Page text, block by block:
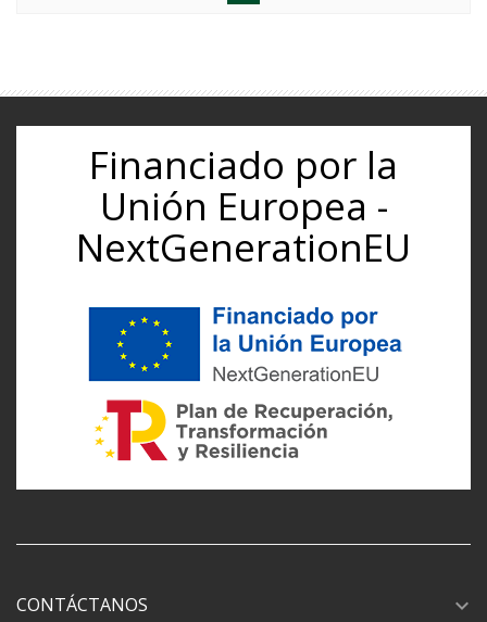
Financiado por la
Unión Europea -
NextGenerationEU
CONTÁCTANOS expand_more